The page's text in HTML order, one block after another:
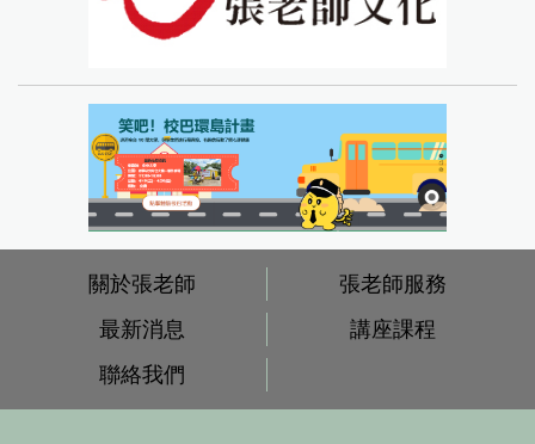
關於張老師
張老師服務
最新消息
講座課程
聯絡我們